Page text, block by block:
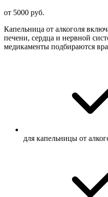
от 5000 руб.
Капельница от алкоголя
печени, сердца и нервной
медикаменты подбираются
для капельницы от